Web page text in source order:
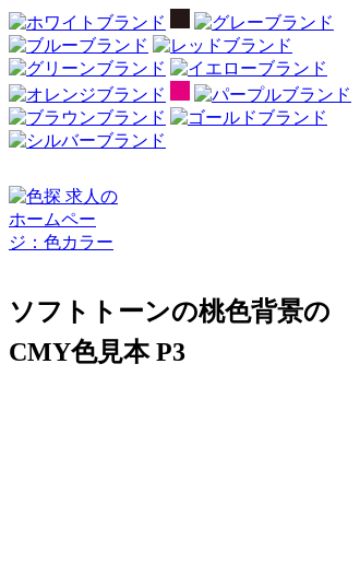
ソフトトーンの桃色背景の
CMY色見本 P3